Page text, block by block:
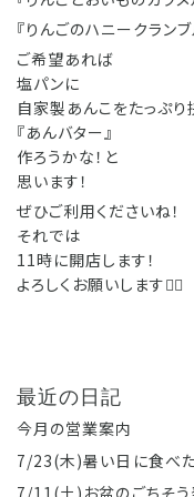
『りんごのハニークランブ
ご希望あれば
塩パンに
自家製あんこをたっぷり
『あんバター』
作ろうかな！と
思います！
ぜひご利用くださいね！
それでは
11時に開店します！
よろしくお願いします🙇‍♀️
最近の日記
今月の営業案内
7/23(木)暑い日に食べ
7/11(土)お盆のごちそう